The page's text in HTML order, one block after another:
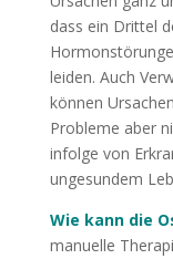
dass ein Drittel
leiden. Auch
können
Probleme aber
infolge von
ungesundem
Wie kann die
manuelle